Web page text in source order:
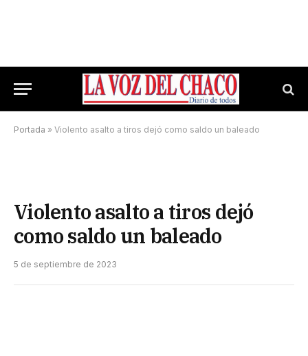
Portada » Violento asalto a tiros dejó como saldo un baleado
Violento asalto a tiros dejó
como saldo un baleado
5 de septiembre de 2023